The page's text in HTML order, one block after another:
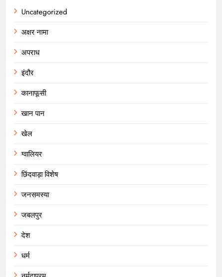
Uncategorized
अक्षर नामा
अपराध
इंदौर
कानाफूसी
खान पान
खेल
ग्वालियर
छिंदवाड़ा विशेष
जनसमस्या
जबलपुर
देश
धर्म